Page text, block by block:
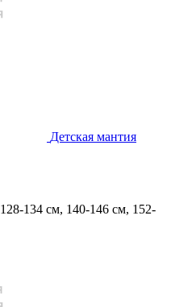
Детская мантия
128-134 см, 140-146 см, 152-